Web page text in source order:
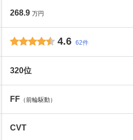
268.9 万円
4.6 62件
320位
FF （前輪駆動）
CVT